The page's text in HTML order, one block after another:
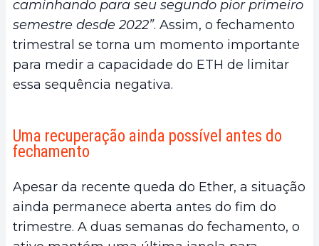
caminhando para seu segundo pior primeiro
semestre desde 2022”. Assim, o fechamento
trimestral se torna um momento importante
para medir a capacidade do ETH de limitar
essa sequência negativa.
Uma recuperação ainda possível antes do
fechamento
Apesar da recente queda do Ether, a situação
ainda permanece aberta antes do fim do
trimestre. A duas semanas do fechamento, o